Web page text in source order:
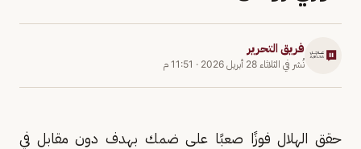
فريق التحرير
نُشر في الثلاثاء 28 أبريل 2026 · 11:51 م
حقق الهلال فوزًا صعبًا على ضمك بهدف دون مقابل في